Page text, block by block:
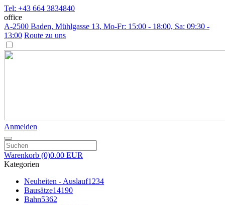
Tel: +43 664 3834840
office
A-2500 Baden, Mühlgasse 13, Mo-Fr: 15:00 - 18:00, Sa: 09:30 -
13:00 Route zu uns
Anmelden
Warenkorb (0)0.00 EUR
Kategorien
Neuheiten - Auslauf1234
Bausätze14190
Bahn5362